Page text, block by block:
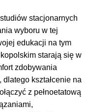
stacjonarnych
wyboru w tej
edukacji na tym
starają się w
zdobywania
kształcenie na
z pełnoetatową